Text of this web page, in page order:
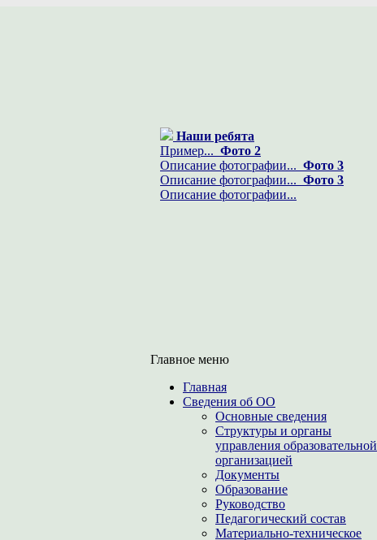
Наши ребята
Пример... Фото 2
Описание фотографии... Фото 3
Описание фотографии... Фото 3
Описание фотографии...
Главное меню
Главная
Сведения об ОО
Основные сведения
Структуры и органы
управления образовательной
организацией
Документы
Образование
Руководство
Педагогический состав
Материально-техническое